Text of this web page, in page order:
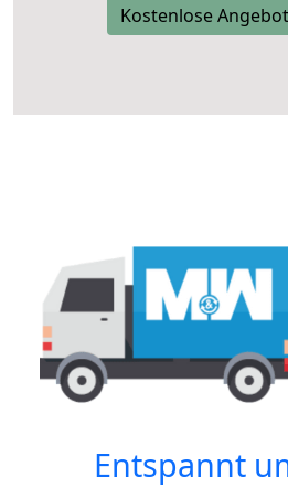
Kostenlose
Entspannt